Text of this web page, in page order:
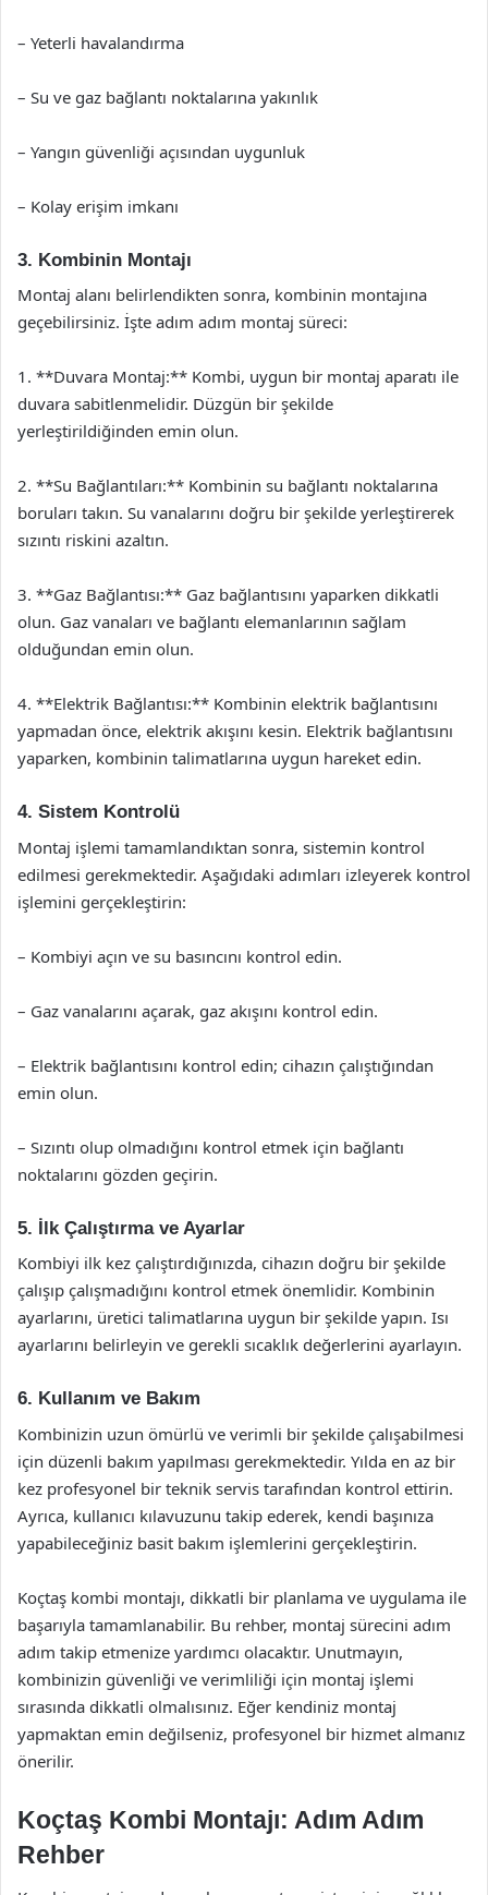
– Yeterli havalandırma
– Su ve gaz bağlantı noktalarına yakınlık
– Yangın güvenliği açısından uygunluk
– Kolay erişim imkanı
3. Kombinin Montajı
Montaj alanı belirlendikten sonra, kombinin montajına
geçebilirsiniz. İşte adım adım montaj süreci:
1. **Duvara Montaj:** Kombi, uygun bir montaj aparatı ile
duvara sabitlenmelidir. Düzgün bir şekilde
yerleştirildiğinden emin olun.
2. **Su Bağlantıları:** Kombinin su bağlantı noktalarına
boruları takın. Su vanalarını doğru bir şekilde yerleştirerek
sızıntı riskini azaltın.
3. **Gaz Bağlantısı:** Gaz bağlantısını yaparken dikkatli
olun. Gaz vanaları ve bağlantı elemanlarının sağlam
olduğundan emin olun.
4. **Elektrik Bağlantısı:** Kombinin elektrik bağlantısını
yapmadan önce, elektrik akışını kesin. Elektrik bağlantısını
yaparken, kombinin talimatlarına uygun hareket edin.
4. Sistem Kontrolü
Montaj işlemi tamamlandıktan sonra, sistemin kontrol
edilmesi gerekmektedir. Aşağıdaki adımları izleyerek kontrol
işlemini gerçekleştirin:
– Kombiyi açın ve su basıncını kontrol edin.
– Gaz vanalarını açarak, gaz akışını kontrol edin.
– Elektrik bağlantısını kontrol edin; cihazın çalıştığından
emin olun.
– Sızıntı olup olmadığını kontrol etmek için bağlantı
noktalarını gözden geçirin.
5. İlk Çalıştırma ve Ayarlar
Kombiyi ilk kez çalıştırdığınızda, cihazın doğru bir şekilde
çalışıp çalışmadığını kontrol etmek önemlidir. Kombinin
ayarlarını, üretici talimatlarına uygun bir şekilde yapın. Isı
ayarlarını belirleyin ve gerekli sıcaklık değerlerini ayarlayın.
6. Kullanım ve Bakım
Kombinizin uzun ömürlü ve verimli bir şekilde çalışabilmesi
için düzenli bakım yapılması gerekmektedir. Yılda en az bir
kez profesyonel bir teknik servis tarafından kontrol ettirin.
Ayrıca, kullanıcı kılavuzunu takip ederek, kendi başınıza
yapabileceğiniz basit bakım işlemlerini gerçekleştirin.
Koçtaş kombi montajı, dikkatli bir planlama ve uygulama ile
başarıyla tamamlanabilir. Bu rehber, montaj sürecini adım
adım takip etmenize yardımcı olacaktır. Unutmayın,
kombinizin güvenliği ve verimliliği için montaj işlemi
sırasında dikkatli olmalısınız. Eğer kendiniz montaj
yapmaktan emin değilseniz, profesyonel bir hizmet almanız
önerilir.
Koçtaş Kombi Montajı: Adım Adım
Rehber